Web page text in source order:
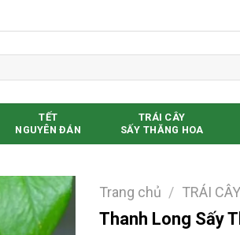
TẾT
NGUYÊN ĐÁN
TRÁI CÂY
SẤY THĂNG HOA
Yêu thích
Trang chủ / TRÁI
Thanh Long Sấy